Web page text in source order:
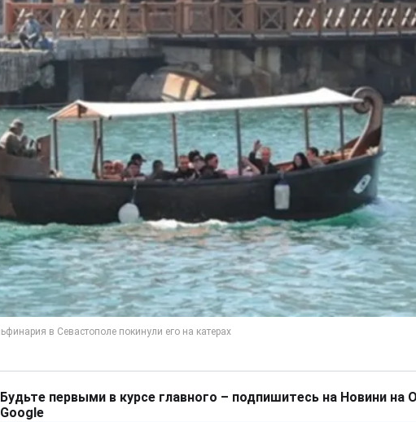
Будьте первыми в курсе главного – подпишитесь на Новини на
Google